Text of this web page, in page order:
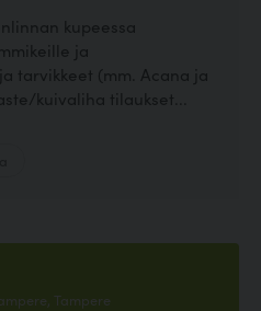
kupeessa
ja
tarvikkeet (mm. Acana ja
kuivaliha tilaukset...
Tampere